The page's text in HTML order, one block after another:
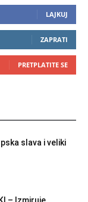
LAJKUJ
ZAPRATI
PRETPLATITE SE
slava i veliki